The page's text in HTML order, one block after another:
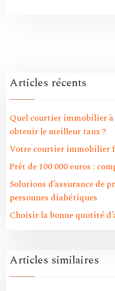
Articles récents
Quel courtier immobilier
obtenir le meilleur taux ?
Votre courtier immobilier
Prêt de 100 000 euros :
Solutions d’assurance de
personnes diabétiques
Choisir la bonne quotité
Articles similaires